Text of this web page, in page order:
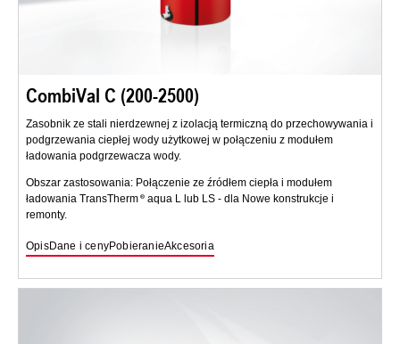
CombiVal C (200-2500)
Zasobnik ze stali nierdzewnej z izolacją termiczną do przechowywania i
podgrzewania ciepłej wody użytkowej w połączeniu z modułem
ładowania podgrzewacza wody.
Obszar zastosowania: Połączenie ze źródłem ciepła i modułem
ładowania TransTherm
aqua L lub LS - dla Nowe konstrukcje i
remonty.
OpisDane i cenyPobieranieAkcesoria